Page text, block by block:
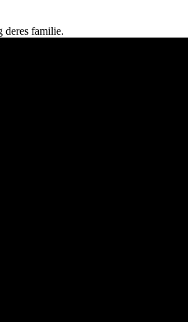
deres familie.